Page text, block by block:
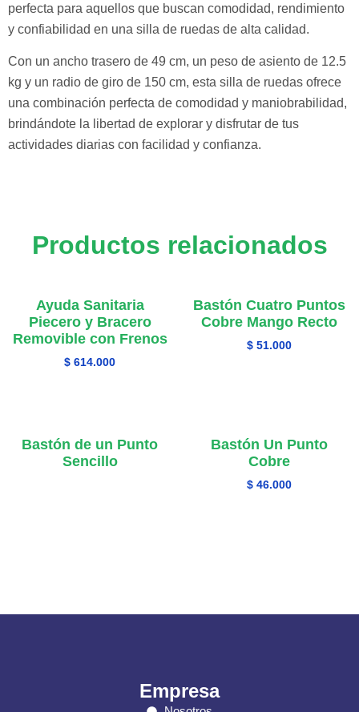
perfecta para aquellos que buscan comodidad, rendimiento
y confiabilidad en una silla de ruedas de alta calidad.
Con un ancho trasero de 49 cm, un peso de asiento de 12.5
kg y un radio de giro de 150 cm, esta silla de ruedas ofrece
una combinación perfecta de comodidad y maniobrabilidad,
brindándote la libertad de explorar y disfrutar de tus
actividades diarias con facilidad y confianza.
Productos relacionados
Ayuda Sanitaria
Piecero y Bracero
Removible con Frenos
$ 614.000
Bastón Cuatro Puntos
Cobre Mango Recto
$ 51.000
Bastón de un Punto
Sencillo
Bastón Un Punto
Cobre
$ 46.000
Empresa